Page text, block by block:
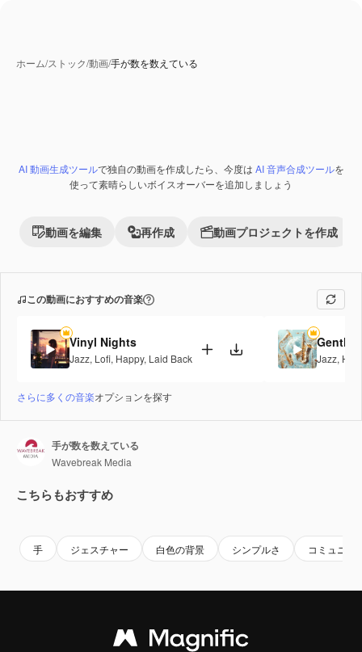
ホーム/ストック/動画/手が数を数えている
Premium
AI 動画生成ツールで独自の動画を作成したら、今度は AI 音声合成ツールを
使って素晴らしいボイスオーバーを追加しましょう
動画を編集 再作成 動画プロジェクトを作成
この動画におすすめの音楽
Vinyl Nights
Jazz, Lofi, Happy, Laid Back
Gentle
Jazz,
さらに多くの音楽オプションを探す
手が数を数えている
Wavebreak Media
こちらもおすすめ
手 ジェスチャー 白色の背景 シンプルさ コミュニケ